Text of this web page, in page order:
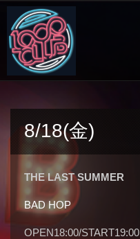
8/18(金)
THE LAST SUMMER
BAD HOP
OPEN18:00/START19:00